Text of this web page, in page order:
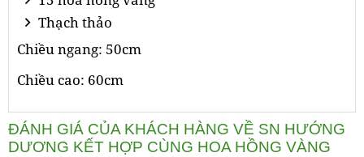
Thạch thảo
Chiều ngang: 50cm
Chiều cao: 60cm
ĐÁNH GIÁ CỦA KHÁCH HÀNG VỀ SN HƯỚNG
DƯƠNG KẾT HỢP CÙNG HOA HỒNG VÀNG